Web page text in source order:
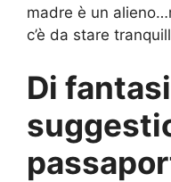
madre è un
c’è da stare
Di